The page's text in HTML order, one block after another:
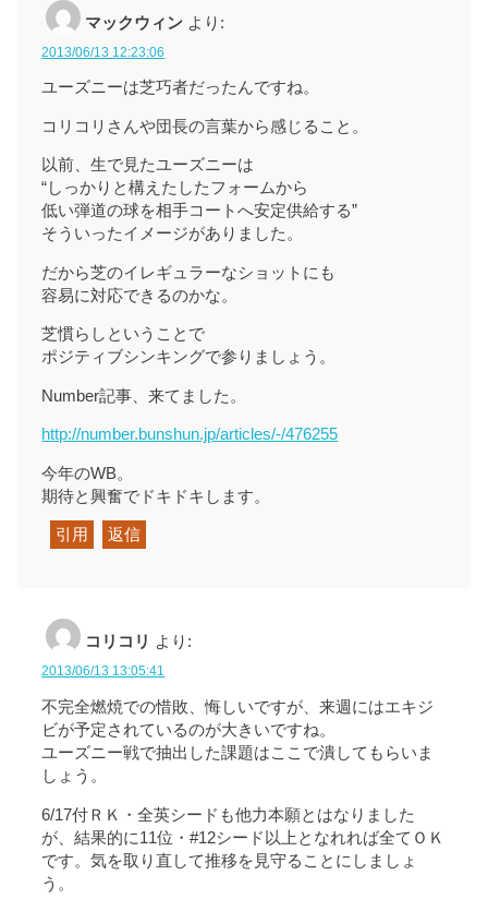
マックウィン より:
2013/06/13 12:23:06
ユーズニーは芝巧者だったんですね。
コリコリさんや団長の言葉から感じること。
以前、生で見たユーズニーは
“しっかりと構えたしたフォームから
低い弾道の球を相手コートへ安定供給する”
そういったイメージがありました。
だから芝のイレギュラーなショットにも
容易に対応できるのかな。
芝慣らしということで
ポジティブシンキングで参りましょう。
Number記事、来てました。
http://number.bunshun.jp/articles/-/476255
今年のWB。
期待と興奮でドキドキします。
引用 返信
コリコリ より:
2013/06/13 13:05:41
不完全燃焼での惜敗、悔しいですが、来週にはエキジ
ビが予定されているのが大きいですね。
ユーズニー戦で抽出した課題はここで潰してもらいま
しょう。
6/17付ＲＫ・全英シードも他力本願とはなりました
が、結果的に11位・#12シード以上となれれば全てＯＫ
です。気を取り直して推移を見守ることにしましょ
う。